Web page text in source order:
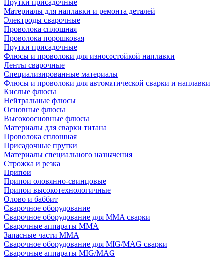
Прутки присадочные
Материалы для наплавки и ремонта деталей
Электроды сварочные
Проволока сплошная
Проволока порошковая
Прутки присадочные
Флюсы и проволоки для износостойкой наплавки
Ленты сварочные
Специализированные материалы
Флюсы и проволоки для автоматической сварки и наплавки
Кислые флюсы
Нейтральные флюсы
Основные флюсы
Высокоосновные флюсы
Материалы для сварки титана
Проволока сплошная
Присадочные прутки
Материалы специального назначения
Строжка и резка
Припои
Припои оловянно-свинцовые
Припои высокотехнологичные
Олово и баббит
Сварочное оборудование
Сварочное оборудование для MMA сварки
Сварочные аппараты MMA
Запасные части MMA
Сварочное оборудование для MIG/MAG сварки
Сварочные аппараты MIG/MAG